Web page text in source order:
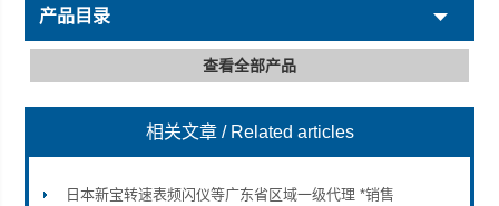
深圳市深博瑞仪器仪表有限公司
产品目录
查看全部产品
相关文章 / Related articles
日本新宝转速表频闪仪等广东省区域一级代理 *销售